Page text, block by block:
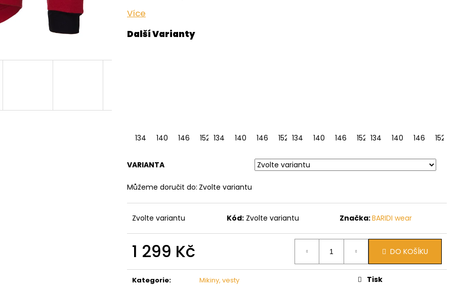
Více
134 140 146 152 158 164
134 140 146 152 158
134 140 146 152 158 164
134 140 146 152
VARIANTA
Můžeme doručit do: Zvolte variantu
Zvolte variantu Kód: Zvolte variantu Značka:BARIDI wear
1 299 Kč DO KOŠÍKU
Kategorie:
Mikiny, vesty
Tisk